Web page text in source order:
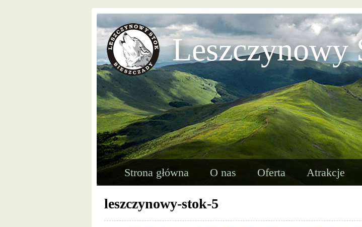
Leszczynowy
Strona główna O nas Oferta Atrakcje
leszczynowy-stok-5